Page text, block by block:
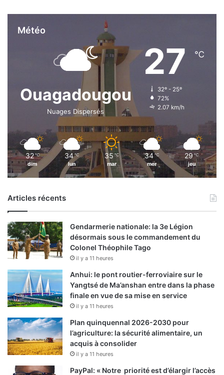
Météo
Ouagadougou
Nuages Dispersés
27 ℃
32º - 25º
72%
2.07 km/h
32 ℃
dim
34 ℃
lun
35 ℃
mar
34 ℃
mer
29 ℃
jeu
Articles récents
Gendarmerie nationale: la 3e Légion
désormais sous le commandement du
Colonel Théophile Tago
il y a 11 heures
Anhui: le pont routier-ferroviaire sur le
Yangtsé de Ma’anshan entre dans la phase
finale en vue de sa mise en service
il y a 11 heures
Plan quinquennal 2026-2030 pour
l’agriculture: la sécurité alimentaire, un
acquis à consolider
il y a 11 heures
PayPal: « Notre priorité est d’élargir l’accès